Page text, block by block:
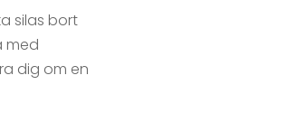
silas bort
med
dig om en